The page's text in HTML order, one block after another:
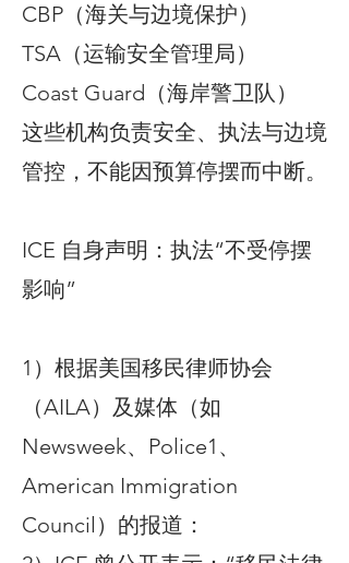
CBP（海关与边境保护）
TSA（运输安全管理局）
Coast Guard（海岸警卫队）
这些机构负责安全、执法与边境
管控，不能因预算停摆而中断。
ICE 自身声明：执法“不受停摆
影响”
1）根据美国移民律师协会
（AILA）及媒体（如
Newsweek、Police1、
American Immigration
Council）的报道：